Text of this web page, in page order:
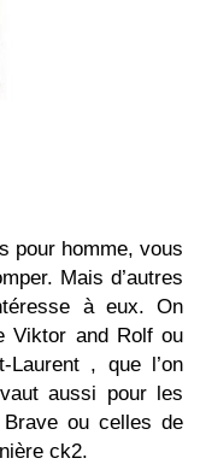
pour homme, vous
Mais d’autres
à eux. On
Viktor and Rolf ou
Laurent , que l’on
aussi pour les
ou celles de
ck2.